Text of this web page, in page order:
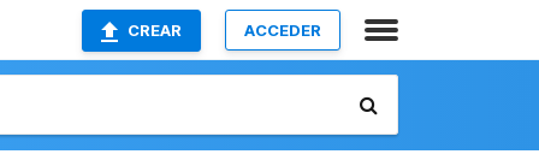
CREAR ACCEDER